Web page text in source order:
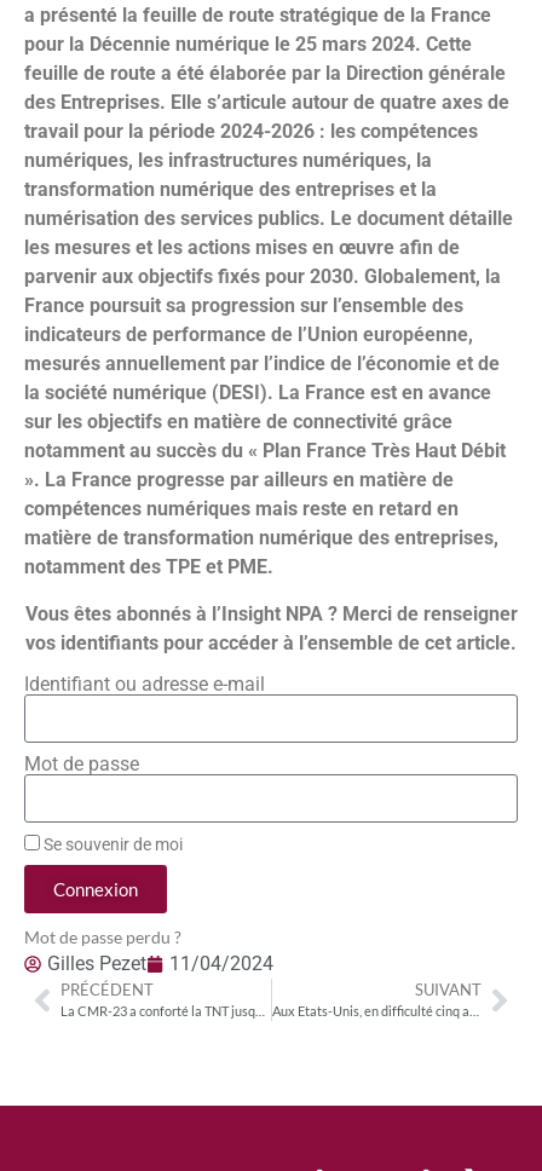
a présenté la feuille de route stratégique de la France
pour la Décennie numérique le 25 mars 2024. Cette
feuille de route a été élaborée par la Direction générale
des Entreprises. Elle s’articule autour de quatre axes de
travail pour la période 2024-2026 : les compétences
numériques, les infrastructures numériques, la
transformation numérique des entreprises et la
numérisation des services publics. Le document détaille
les mesures et les actions mises en œuvre afin de
parvenir aux objectifs fixés pour 2030. Globalement, la
France poursuit sa progression sur l’ensemble des
indicateurs de performance de l’Union européenne,
mesurés annuellement par l’indice de l’économie et de
la société numérique (DESI). La France est en avance
sur les objectifs en matière de connectivité grâce
notamment au succès du « Plan France Très Haut Débit
». La France progresse par ailleurs en matière de
compétences numériques mais reste en retard en
matière de transformation numérique des entreprises,
notamment des TPE et PME.
Vous êtes abonnés à l’Insight NPA ? Merci de renseigner
vos identifiants pour accéder à l’ensemble de cet article.
Identifiant ou adresse e-mail
Mot de passe
Se souvenir de moi
Connexion
Mot de passe perdu ?
Gilles Pezet 11/04/2024
PRÉCÉDENT SUIVANT